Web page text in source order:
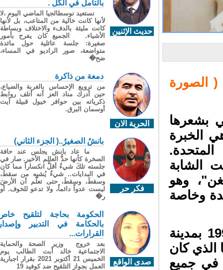
الصورة
بشعرها
الخبرة
الشابة
وهو
وخاصة
ولدت هذه المغربية من أصل أمازيغي، عام 1992 بمدينة
كان
في جميع
حديث الإثنين
بالتأمل في الكل .
نستعيد نوسطالجيا الماضي اليوم ،لا
لأنها كانت خالية من المتاعب، بل لأنها
كانت مليئة بالدفء والاختلاف وبساطة
الأشياء. الجميع كان يفرح بأمور
صغيرة: جلسة عائلية حول مائدة
متواضعة، صور الراديو في المساء،
ضح�
الحرية الان
دمعة من ذاكرة
من ترويع الإحساس بالغربة والضياع،
حين أدرك مناد العز أنه أتلف روابط
ذكرياته بين حوافر خيول قبيلة آيت
أوسمان البرق.
فكر حر
بانشُ الصغيرُ..( الجزء الثاني)
ما عاد بانش يجلس عند حافة
الصخرة كأنها حدُّ العالم الأخير. صار في
جلسته تلكَ شيءٌ أقلُّ انكساراً مما كان
في البدايات.. شيءٌ يُشبِه من سقطَ،
وسقطَ، وسقطَ، حتى تعلّم أن الأرضَ
ليست عدواً دائماً، ولا تدعو للخوف. أو
ر�
صدى الواقع
الحكومة بحاجة لتلقيح خاص
بالحكامة في التدبير وإصدار
القرارات...
بعد خروج وزير الصحة والحماية
الاجتماعية خالد أبت الطالب يوم
الخميس 21 أكتوبر 2021 بقرار اجبارية
العمل بجواز التلقيح ضد كوفيد 19